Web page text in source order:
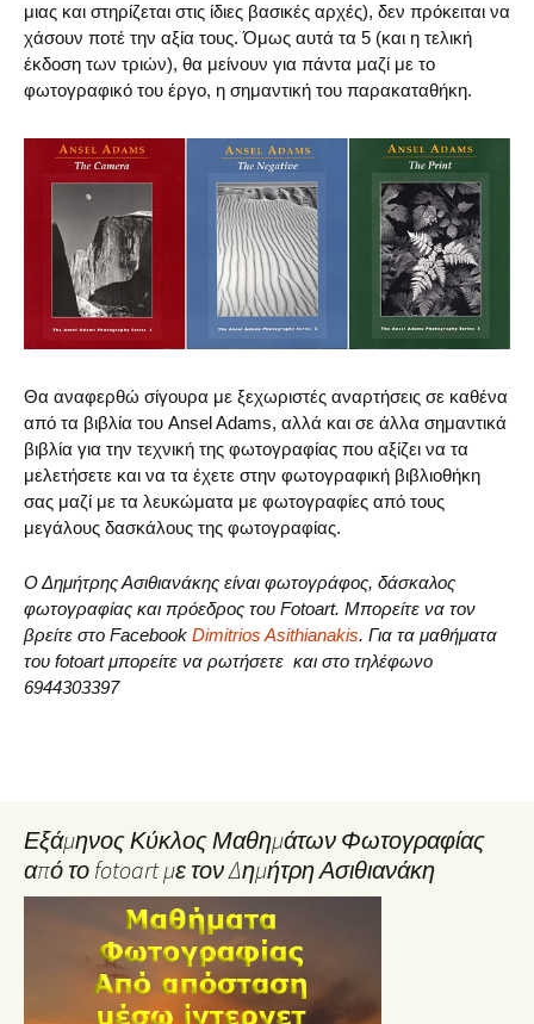
μιας και στηρίζεται στις ίδιες βασικές αρχές), δεν πρόκειται να
χάσουν ποτέ την αξία τους. Όμως αυτά τα 5 (και η τελική
έκδοση των τριών), θα μείνουν για πάντα μαζί με το
φωτογραφικό του έργο, η σημαντική του παρακαταθήκη.
Θα αναφερθώ σίγουρα με ξεχωριστές αναρτήσεις σε καθένα
από τα βιβλία του Ansel Adams, αλλά και σε άλλα σημαντικά
βιβλία για την τεχνική της φωτογραφίας που αξίζει να τα
μελετήσετε και να τα έχετε στην φωτογραφική βιβλιοθήκη
σας μαζί με τα λευκώματα με φωτογραφίες από τους
μεγάλους δασκάλους της φωτογραφίας.
Ο Δημήτρης Ασιθιανάκης είναι φωτογράφος, δάσκαλος
φωτογραφίας και πρόεδρος του Fotoart. Μπορείτε να τον
βρείτε στο Facebook Dimitrios Asithianakis. Για τα μαθήματα
του fotoart μπορείτε να ρωτήσετε και στο τηλέφωνο
6944303397
Εξάμηνος Κύκλος Μαθημάτων Φωτογραφίας
από το fotoart με τον Δημήτρη Ασιθιανάκη